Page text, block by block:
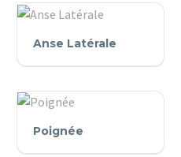
Latérale
Anse Latérale
Poignée